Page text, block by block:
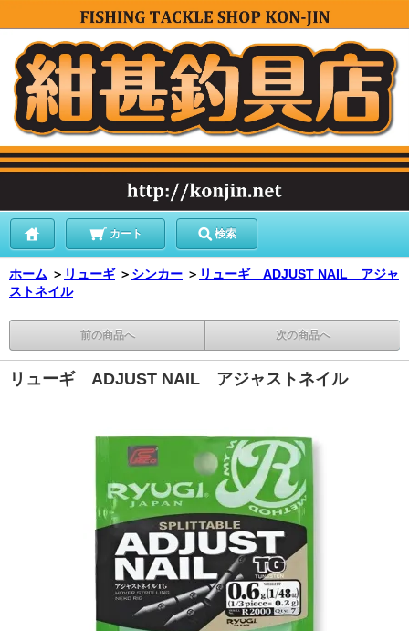
カート 検索
ホーム ＞ リューギ ＞ シンカー ＞ リューギ ADJUST NAIL アジャ
ストネイル
前の商品へ 次の商品へ
リューギ ADJUST NAIL アジャストネイル